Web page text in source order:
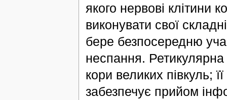
якого нервові клітини
виконувати свої
бере безпосередню
неспання.
кори великих півкуль;
забезпечує прийом